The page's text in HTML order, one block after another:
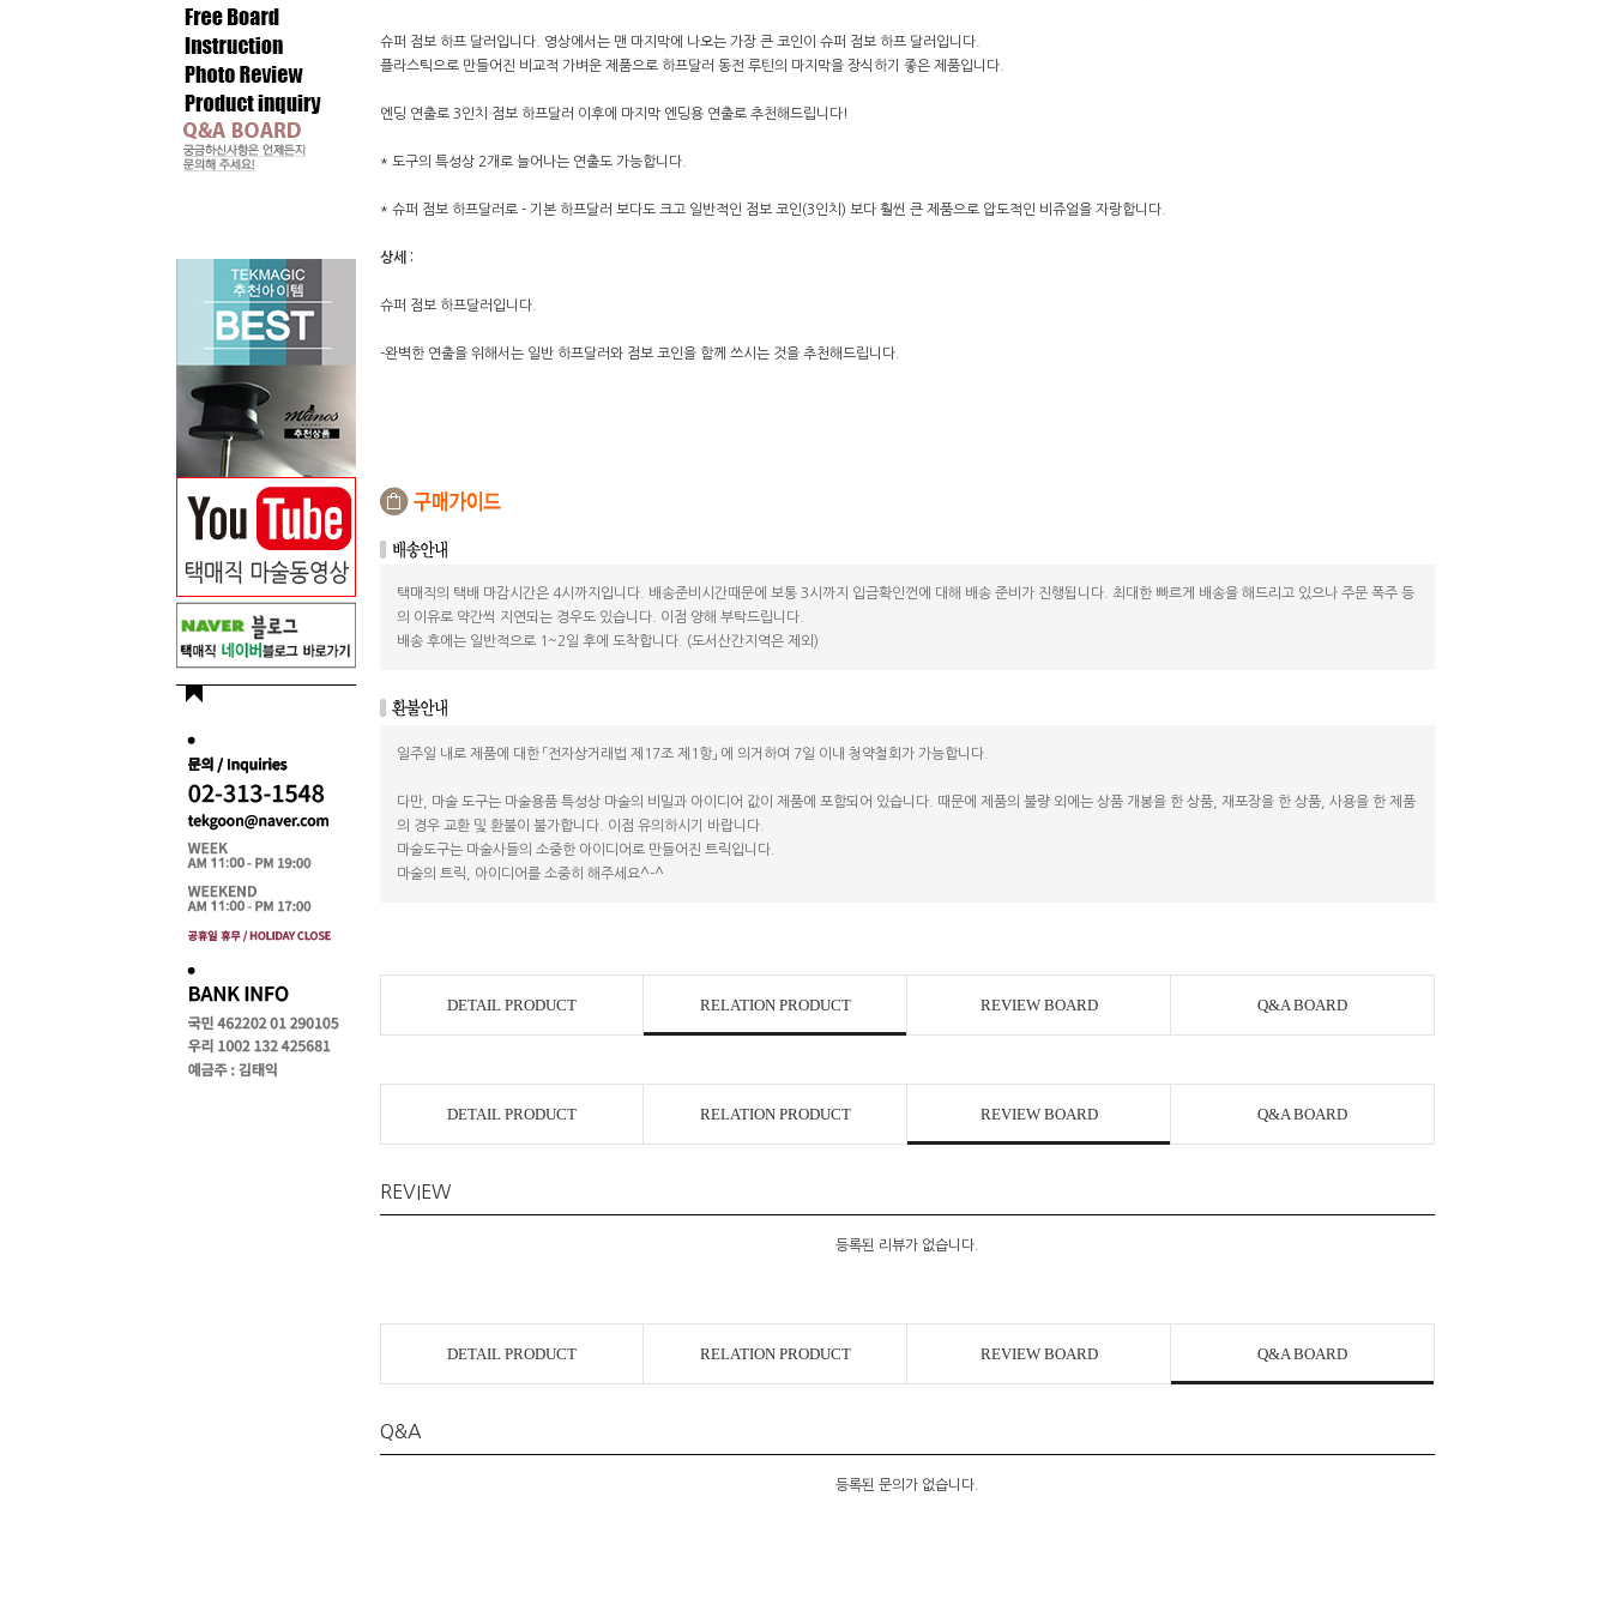
코 라이프 하세요!
슈퍼 점보 하프 달러입니다. 영상에서는 맨 마지막에 나오는 가장 큰 코인이 슈퍼 점보 하프 달러입니다.
플라스틱으로 만들어진 비교적 가벼운 제품으로 하프달러 동전 루틴의 마지막을 장식하기 좋은 제품입니다.
엔딩 연출로 3인치 점보 하프달러 이후에 마지막 엔딩용 연출로 추천해드립니다!
* 도구의 특성상 2개로 늘어나는 연출도 가능합니다.
* 슈퍼 점보 하프달러로 - 기본 하프달러 보다도 크고 일반적인 점보 코인(3인치) 보다 훨씬 큰 제품으로 압도적인 비쥬얼을 자랑합니다.
상세 :
슈퍼 점보 하프달러입니다.
-완벽한 연출을 위해서는 일반 하프달러와 점보 코인을 함께 쓰시는 것을 추천해드립니다.
택매직의 택배 마감시간은 4시까지입니다. 배송준비시간때문에 보통 3시까지 입금확인껀에 대해 배송 준비가 진행됩니다. 최대한 빠르게 배송을 해드리고 있으나 주문 폭주 등
의 이유로 약간씩 지연되는 경우도 있습니다. 이점 양해 부탁드립니다.
배송 후에는 일반적으로 1~2일 후에 도착합니다. (도서산간지역은 제외)
일주일 내로 제품에 대한 「전자상거래법 제17조 제1항」 에 의거하여 7일 이내 청약철회가 가능합니다.
다만, 마술 도구는 마술용품 특성상 마술의 비밀과 아이디어 값이 제품에 포함되어 있습니다. 때문에 제품의 불량 외에는 상품 개봉을 한 상품, 재포장을 한 상품, 사용을 한 제품
의 경우 교환 및 환불이 불가합니다. 이점 유의하시기 바랍니다.
마술도구는 마술사들의 소중한 아이디어로 만들어진 트릭입니다.
마술의 트릭, 아이디어를 소중히 해주세요^-^
DETAIL PRODUCT RELATION PRODUCT REVIEW BOARD Q&A BOARD
DETAIL PRODUCT RELATION PRODUCT REVIEW BOARD Q&A BOARD
REVIEW
등록된 리뷰가 없습니다.
DETAIL PRODUCT RELATION PRODUCT REVIEW BOARD Q&A BOARD
Q&A
등록된 문의가 없습니다.